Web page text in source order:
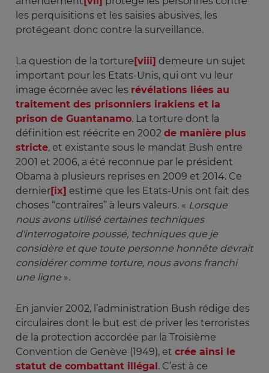
les perquisitions et les saisies abusives, les
protégeant donc contre la surveillance.
La question de la torture [viii] demeure un sujet
important pour les Etats-Unis, qui ont vu leur
image écornée avec les révélations liées au
traitement des prisonniers irakiens et la
prison de Guantanamo. La torture dont la
définition est réécrite en 2002 de manière plus
stricte, et existante sous le mandat Bush entre
2001 et 2006, a été reconnue par le président
Obama à plusieurs reprises en 2009 et 2014. Ce
dernier [ix] estime que les Etats-Unis ont fait des
choses “contraires” à leurs valeurs. « Lorsque
nous avons utilisé certaines techniques
d'interrogatoire poussé, techniques que je
considère et que toute personne honnête devrait
considérer comme torture, nous avons franchi
une ligne ».
En janvier 2002, l’administration Bush rédige des
circulaires dont le but est de priver les terroristes
de la protection accordée par la Troisième
Convention de Genève (1949), et crée ainsi le
statut de combattant illégal . C’est à ce